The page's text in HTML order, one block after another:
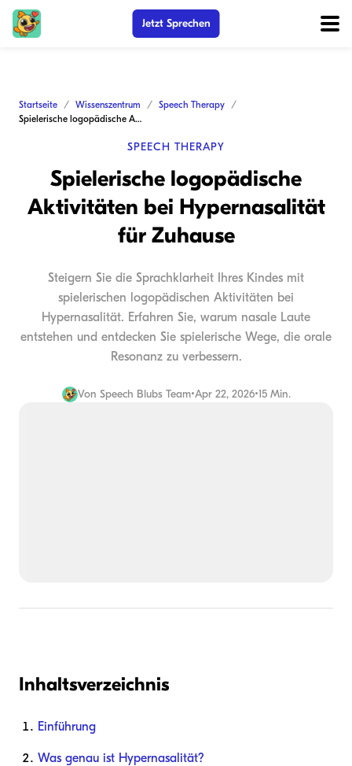
Jetzt Sprechen
Startseite Wissenszentrum
Speech Therapy
Spielerische logopädische Aktivitäten bei Hypernasalität für Zuhause
SPEECH THERAPY
Spielerische logopädische
Aktivitäten bei Hypernasalität
für Zuhause
Steigern Sie die Sprachklarheit Ihres Kindes mit
spielerischen logopädischen Aktivitäten bei
Hypernasalität. Erfahren Sie, warum nasale Laute
entstehen und entdecken Sie spielerische Wege, die orale
Resonanz zu verbessern.
Von Speech Blubs Team•Apr 22, 2026•15 Min.
Inhaltsverzeichnis
Einführung
Was genau ist Hypernasalität?